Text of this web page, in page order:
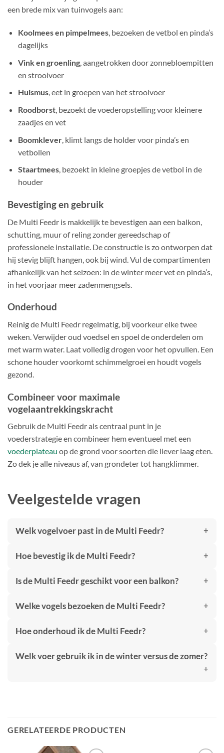
een brede mix van tuinvogels aan:
Koolmees en pimpelmees, bezoeken de vetbol en pinda’s
dagelijks
Vink en groenling, aangetrokken door zonnebloempitten
en strooivoer
Huismus, eet in groepen van het strooivoer
Roodborst, bezoekt de voederopstelling voor kleinere
zaadjes en vet
Boomklever, klimt langs de holder voor pinda’s en
vetbollen
Staartmees, bezoekt in kleine groepjes de vetbol in de
houder
Bevestiging en gebruik
De Multi Feedr is makkelijk te bevestigen aan een balkon,
schutting, muur of reling zonder gereedschap of
professionele installatie. De constructie is zo ontworpen dat
hij stevig blijft hangen, ook bij wind. Vul de compartimenten
afhankelijk van het seizoen: in de winter meer vet en pinda’s,
in het voorjaar meer zadenmengsels.
Onderhoud
Reinig de Multi Feedr regelmatig, bij voorkeur elke twee
weken. Verwijder oud voedsel en spoel de onderdelen om
met warm water. Laat volledig drogen voor het opvullen. Een
schone houder voorkomt schimmelgroei en houdt vogels
gezond.
Combineer voor maximale
vogelaantrekkingskracht
Gebruik de Multi Feedr als centraal punt in je
voederstrategie en combineer hem eventueel met een
voederplateau op de grond voor soorten die liever laag eten.
Zo dek je alle niveaus af, van grondeter tot hangklimmer.
Veelgestelde vragen
Welk vogelvoer past in de Multi Feedr?
Hoe bevestig ik de Multi Feedr?
Is de Multi Feedr geschikt voor een balkon?
Welke vogels bezoeken de Multi Feedr?
Hoe onderhoud ik de Multi Feedr?
Welk voer gebruik ik in de winter versus de zomer?
GERELATEERDE PRODUCTEN